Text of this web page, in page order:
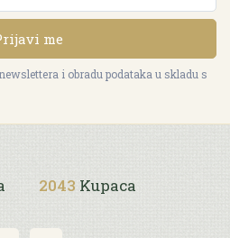
me
i obradu podataka u skladu s
2043 Kupaca